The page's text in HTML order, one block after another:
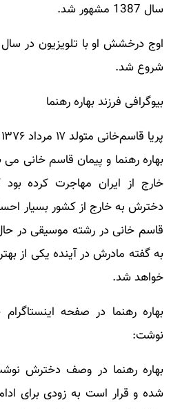
سال 1387 مشهور شد.
شروع شد.
بیوگرافی فرزند بهاره رهنما
بهاره رهنما و پیمان قاسم خانی
خارج از ایران مهاجرت کرده بود
دخترش به خارج از کشور بسیار
قاسم خانی در رشته موسیقی در
به گفته مادرش در آینده یکی از
خواهد شد.
بهاره رهنما در صفحه
نوشت:
بهاره رهنما در وصف دخترش
شده و قرار است به زودی برای